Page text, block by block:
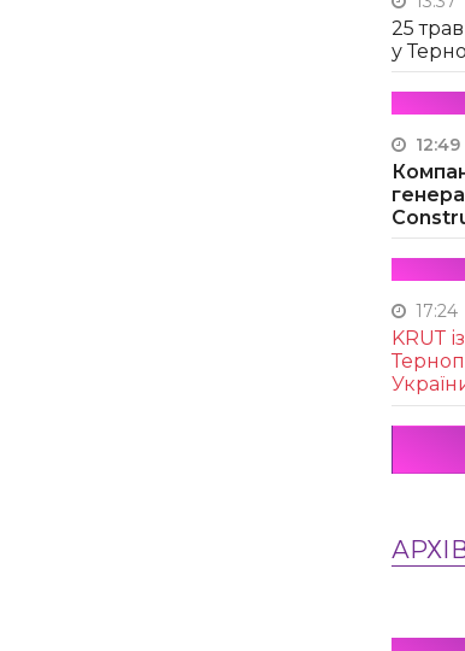
25
у
12:49
17:24
KRUТ